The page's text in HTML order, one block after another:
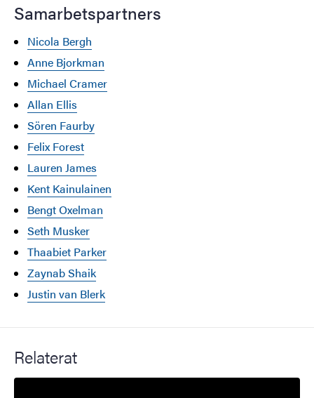
Samarbetspartners
Nicola Bergh
Anne Bjorkman
Michael Cramer
Allan Ellis
Sören Faurby
Felix Forest
Lauren James
Kent Kainulainen
Bengt Oxelman
Seth Musker
Thaabiet Parker
Zaynab Shaik
Justin van Blerk
Relaterat